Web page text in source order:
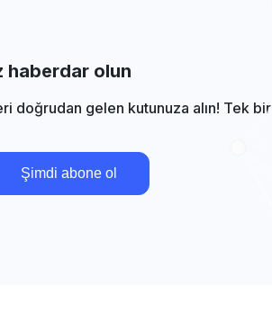
haberdar olun
doğrudan gelen kutunuza alın! Tek bir
Şimdi abone ol